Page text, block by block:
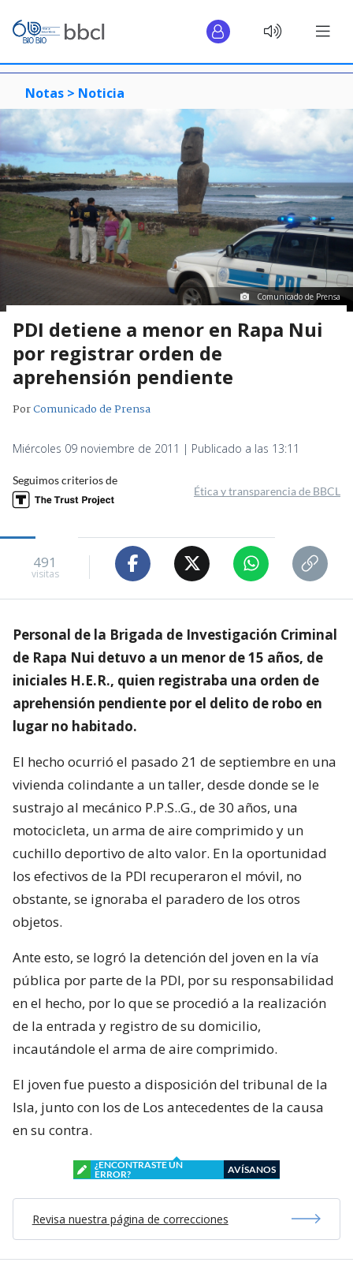
Notas > Noticia
Comunicado de Prensa
PDI detiene a menor en Rapa Nui
por registrar orden de
aprehensión pendiente
PorComunicado de Prensa
Miércoles 09 noviembre de 2011 | Publicado a las 13:11
Seguimos criterios de
Ética y transparencia de BBCL
491
visitas
Personal de la Brigada de Investigación Criminal
de Rapa Nui detuvo a un menor de 15 años, de
iniciales H.E.R., quien registraba una orden de
aprehensión pendiente por el delito de robo en
lugar no habitado.
El hecho ocurrió el pasado 21 de septiembre en una
vivienda colindante a un taller, desde donde se le
sustrajo al mecánico P.P.S..G., de 30 años, una
motocicleta, un arma de aire comprimido y un
cuchillo deportivo de alto valor. En la oportunidad
los efectivos de la PDI recuperaron el móvil, no
obstante, se ignoraba el paradero de los otros
objetos.
Ante esto, se logró la detención del joven en la vía
pública por parte de la PDI, por su responsabilidad
en el hecho, por lo que se procedió a la realización
de la entrada y registro de su domicilio,
incautándole el arma de aire comprimido.
El joven fue puesto a disposición del tribunal de la
Isla, junto con los de Los antecedentes de la causa
en su contra.
¿ENCONTRASTE UN
ERROR?
AVÍSANOS
Revisa nuestra página de correcciones